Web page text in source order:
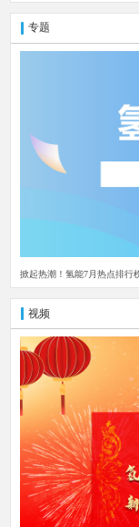
专题
掀起热潮！氢能7月热点排行
视频